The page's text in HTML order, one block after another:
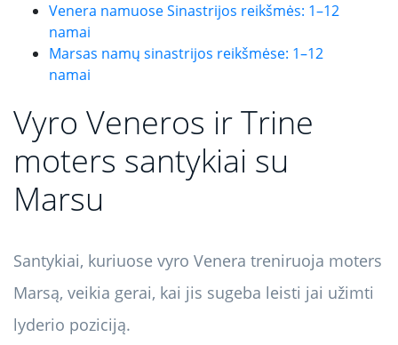
Venera namuose Sinastrijos reikšmės: 1–12
namai
Marsas namų sinastrijos reikšmėse: 1–12
namai
Vyro Veneros ir Trine
moters santykiai su
Marsu
Santykiai, kuriuose vyro Venera treniruoja moters
Marsą, veikia gerai, kai jis sugeba leisti jai užimti
lyderio poziciją.